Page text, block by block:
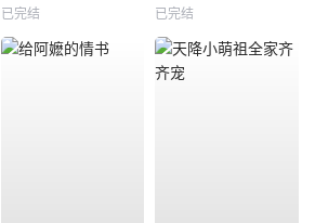
已完结 已完结